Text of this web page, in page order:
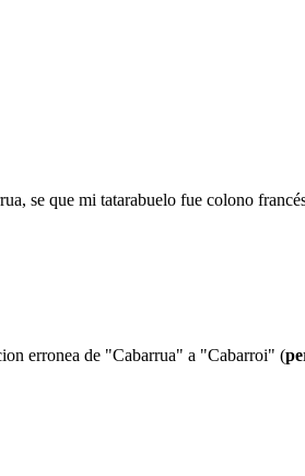
se que mi tatarabuelo fue colono
erronea de "Cabarrua" a "Cabarroi" (